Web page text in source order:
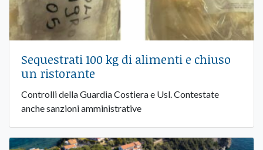
Sequestrati 100 kg di alimenti e chiuso
un ristorante
Controlli della Guardia Costiera e Usl. Contestate
anche sanzioni amministrative